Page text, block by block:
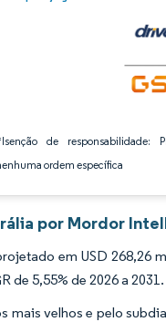
de responsabilidade:
ordem específica
por Mordor
em USD 268,26
de 5,55% de 2026 a 2031.
mais velhos e pelo